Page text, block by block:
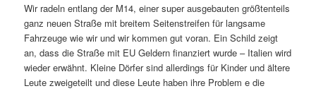
Wir radeln entlang der M14, einer super ausgebauten größtenteils
ganz neuen Straße mit breitem Seitenstreifen für langsame
Fahrzeuge wie wir und wir kommen gut voran. Ein Schild zeigt
an, dass die Straße mit EU Geldern finanziert wurde – Italien wird
wieder erwähnt. Kleine Dörfer sind allerdings für Kinder und ältere
Leute zweigeteilt und diese Leute haben ihre Problem e die